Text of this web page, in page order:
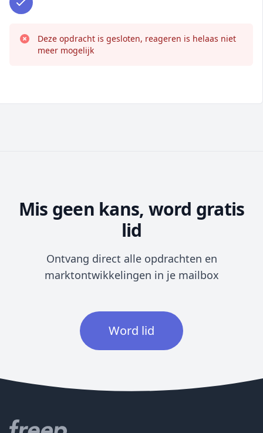
Deze opdracht is gesloten, reageren is helaas niet
meer mogelijk
Mis geen kans, word gratis
lid
Ontvang direct alle opdrachten en
marktontwikkelingen in je mailbox
Word lid